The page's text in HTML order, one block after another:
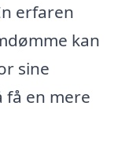
erfaren
kan
sine
få en mere